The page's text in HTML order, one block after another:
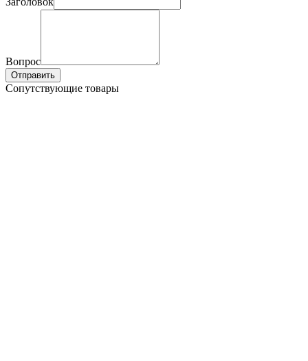
Вопрос
Отправить
Сопутствующие товары